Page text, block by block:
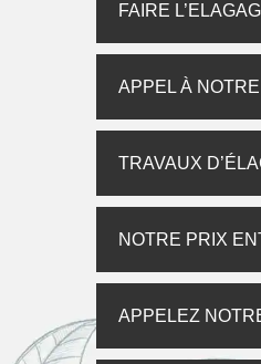
FAIRE
APPEL À
TRAVAUX
NOTRE PRIX
APPELEZ